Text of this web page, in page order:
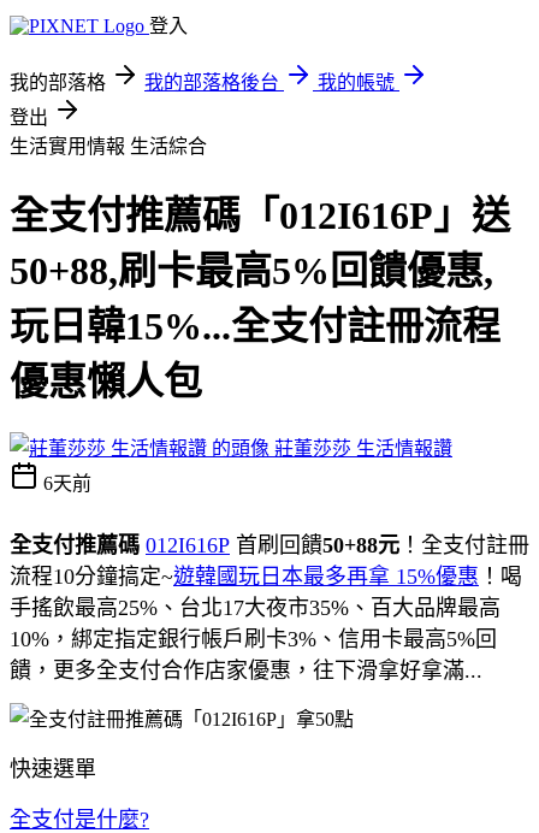
登入
我的部落格 我的部落格後台
我的帳號
登出
生活實用情報 生活綜合
全支付推薦碼「012I616P」送
50+88,刷卡最高5%回饋優惠,
玩日韓15%...全支付註冊流程
優惠懶人包
莊董莎莎 生活情報讚
6天前
全支付推薦碼 012I616P 首刷回饋50+88元 ！全支付註冊
流程10分鐘搞定~遊韓國玩日本最多再拿 15%優惠 ！喝
手搖飲最高25%、台北17大夜市35%、百大品牌最高
10%，綁定指定銀行帳戶刷卡3%、信用卡最高5%回
饋，更多全支付合作店家優惠，往下滑拿好拿滿...
快速選單
全支付是什麼?